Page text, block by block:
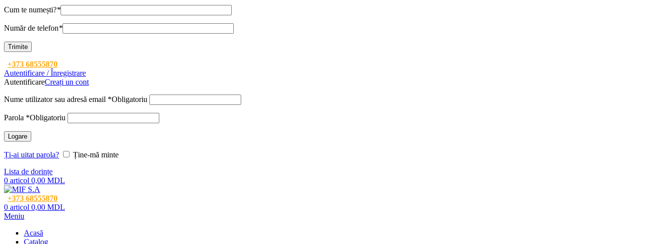
Cum te numești?*
Număr de telefon*
+373 68555870
Autentificare / Înregistrare
AutentificareCreați un cont
Nume utilizator sau adresă email *Obligatoriu
Parola *Obligatoriu
Logare
Ți-ai uitat parola?
Ține-mă minte
Lista de dorințe
0 articol 0,00 MDL
+373 68555870
0 articol 0,00 MDL
Meniu
Acasă
Catalog